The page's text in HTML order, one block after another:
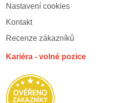
Nastavení cookies
Kontakt
Recenze zákazníků
Kariéra - volné pozice